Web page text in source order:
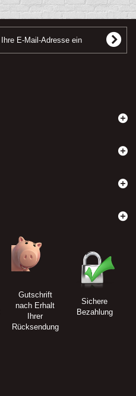
Gutschrift
nach Erhalt
Ihrer
Rücksendung
Sichere
Bezahlung